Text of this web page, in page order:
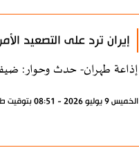
إيران ترد على التصعيد
إذاعة طهران- حدث وحوار: ضيف
الخميس 9 يوليو 2026 - 08:51 بتوقيت طهران